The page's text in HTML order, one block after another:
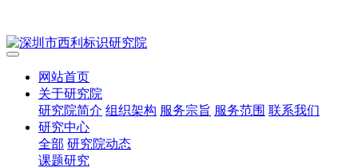
网站首页
关于研究院
研究院简介 组织架构 服务宗旨 服务范围 联系我们
研究中心
全部 研究院动态
课题研究